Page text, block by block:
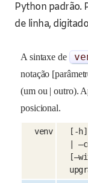
Python padrão.
de linha,
A sintaxe de
notação
(um ou | outro).
posicional.
venv
[-h]
|